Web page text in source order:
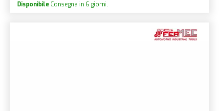
Disponibile Consegna in 6 giorni.